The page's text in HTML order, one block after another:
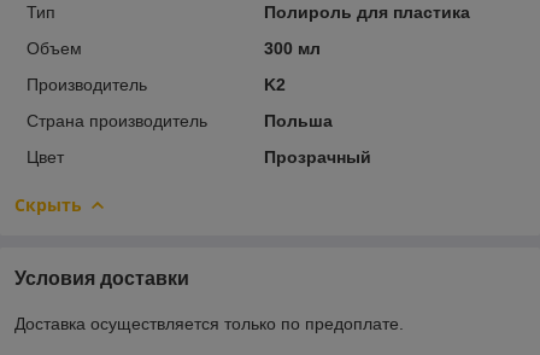
Тип
Полироль для пластика
Объем
300 мл
Производитель
K2
Страна производитель
Польша
Цвет
Прозрачный
Скрыть
Условия доставки
Доставка осуществляется только по предоплате.